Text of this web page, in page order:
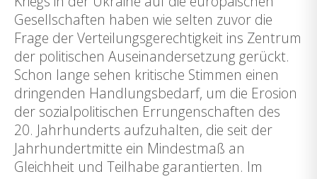
Gesellschaften haben wie selten zuvor die
Frage der Verteilungsgerechtigkeit ins Zentrum
der politischen Auseinandersetzung gerückt.
Schon lange sehen kritische Stimmen einen
dringenden Handlungsbedarf, um die Erosion
der sozialpolitischen Errungenschaften des
20. Jahrhunderts aufzuhalten, die seit der
Jahrhundertmitte ein Mindestmaß an
Gleichheit und Teilhabe garantierten. Im